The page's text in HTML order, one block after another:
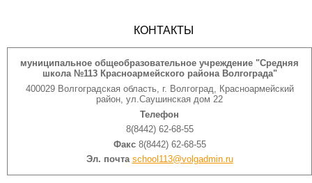
КОНТАКТЫ
муниципальное общеобразовательное учреждение "Средняя
школа №113 Красноармейского района Волгограда"
400029 Волгоградская область, г. Волгоград, Красноармейский
район, ул.Саушинская дом 22
Телефон
8(8442) 62-68-55
Факс8(8442) 62-68-55
Эл. почта school113@volgadmin.ru